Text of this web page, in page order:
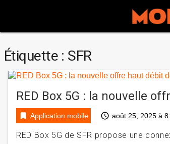
Étiquette : SFR
RED Box 5G : la nouvelle
bookmark Application mobile access_time août 25, 2025 à
RED Box 5G de SFR propose une